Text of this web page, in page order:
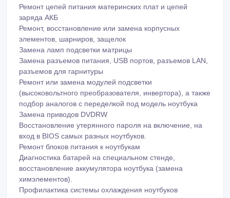
Ремонт цепей питания материнских плат и цепей
заряда АКБ
Ремонт, восстановление или замена корпусных
элементов, шарниров, защелок
Замена ламп подсветки матрицы
Замена разъемов питания, USB портов, разъемов LAN,
разъемов для гарнитуры
Ремонт или замена модулей подсветки
(высоковольтного преобразователя, инвертора), а также
подбор аналогов с переделкой под модель ноутбука
Замена приводов DVDRW
Восстановление утерянного пароля на включение, на
вход в BIOS самых разных ноутбуков.
Ремонт блоков питания к ноутбукам
Диагностика батарей на специальном стенде,
восстановление аккумулятора ноутбука (замена
химэлементов).
Профилактика системы охлаждения ноутбуков